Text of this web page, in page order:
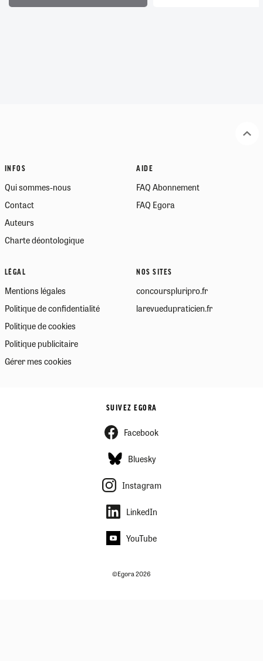
INFOS
Qui sommes-nous
Contact
Auteurs
Charte déontologique
AIDE
FAQ Abonnement
FAQ Egora
LÉGAL
Mentions légales
Politique de confidentialité
Politique de cookies
Politique publicitaire
Gérer mes cookies
NOS SITES
concourspluripro.fr
larevuedupraticien.fr
SUIVEZ EGORA
Facebook
Bluesky
Instagram
LinkedIn
YouTube
©Egora 2026